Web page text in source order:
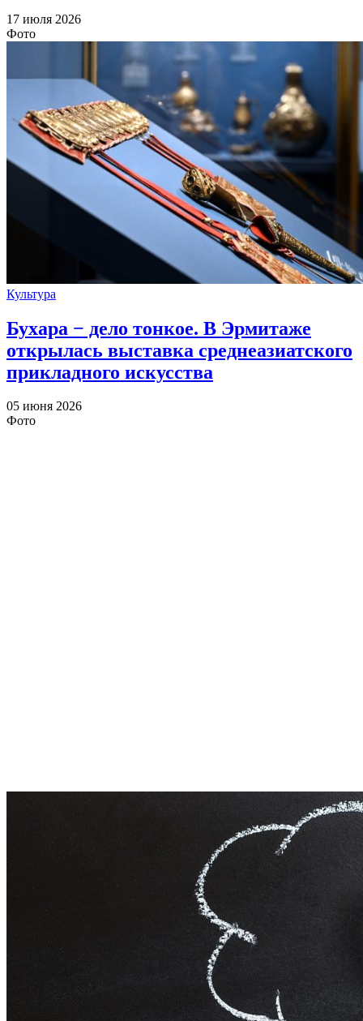
17 июля 2026
Фото
Культура
Бухара − дело тонкое. В Эрмитаже
открылась выставка среднеазиатского
прикладного искусства
05 июня 2026
Фото